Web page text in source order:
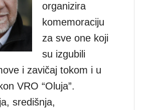
organizira
komemoraciju
za sve one koji
su izgubili
i zavičaj tokom i u
VRO “Oluja”.
središnja,